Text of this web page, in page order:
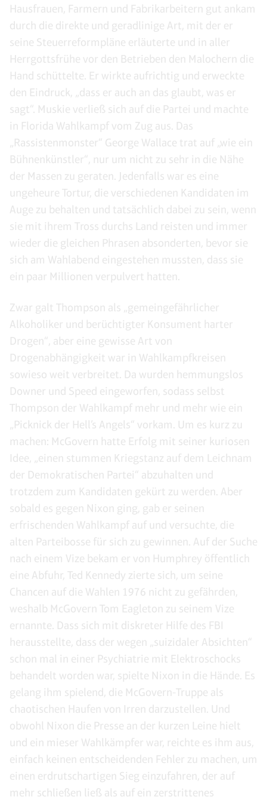
Hausfrauen, Farmern und Fabrikarbeitern gut ankam
durch die direkte und geradlinige Art, mit der er
seine Steuerreformpläne erläuterte und in aller
Herrgottsfrühe vor den Betrieben den Malochern die
Hand schüttelte. Er wirkte aufrichtig und erweckte
den Eindruck, „dass er auch an das glaubt, was er
sagt“. Muskie verließ sich auf die Partei und machte
in Florida Wahlkampf vom Zug aus. Das
„Rassistenmonster“ George Wallace trat auf „wie ein
Bühnenkünstler“, nur um nicht zu sehr in die Nähe
der Massen zu geraten. Jedenfalls war es eine
ungeheure Tortur, die verschiedenen Kandidaten im
Auge zu behalten und tatsächlich dabei zu sein, wenn
sie mit ihrem Tross durchs Land reisten und immer
wieder die gleichen Phrasen absonderten, bevor sie
sich am Wahlabend eingestehen mussten, dass sie
ein paar Millionen verpulvert hatten.
Zwar galt Thompson als „gemeingefährlicher
Alkoholiker und berüchtigter Konsument harter
Drogen“, aber eine gewisse Art von
Drogenabhängigkeit war in Wahlkampfkreisen
sowieso weit verbreitet. Da wurden hemmungslos
Downer und Speed eingeworfen, sodass selbst
Thompson der Wahlkampf mehr und mehr wie ein
„Picknick der Hell’s Angels“ vorkam. Um es kurz zu
machen: McGovern hatte Erfolg mit seiner kuriosen
Idee, „einen stummen Kriegstanz auf dem Leichnam
der Demokratischen Partei“ abzuhalten und
trotzdem zum Kandidaten gekürt zu werden. Aber
sobald es gegen Nixon ging, gab er seinen
erfrischenden Wahlkampf auf und versuchte, die
alten Parteibosse für sich zu gewinnen. Auf der Suche
nach einem Vize bekam er von Humphrey öffentlich
eine Abfuhr, Ted Kennedy zierte sich, um seine
Chancen auf die Wahlen 1976 nicht zu gefährden,
weshalb McGovern Tom Eagleton zu seinem Vize
ernannte. Dass sich mit diskreter Hilfe des FBI
herausstellte, dass der wegen „suizidaler Absichten“
schon mal in einer Psychiatrie mit Elektroschocks
behandelt worden war, spielte Nixon in die Hände. Es
gelang ihm spielend, die McGovern-Truppe als
chaotischen Haufen von Irren darzustellen. Und
obwohl Nixon die Presse an der kurzen Leine hielt
und ein mieser Wahlkämpfer war, reichte es ihm aus,
einfach keinen entscheidenden Fehler zu machen, um
einen erdrutschartigen Sieg einzufahren, der auf
mehr schließen ließ als auf ein zerstrittenes